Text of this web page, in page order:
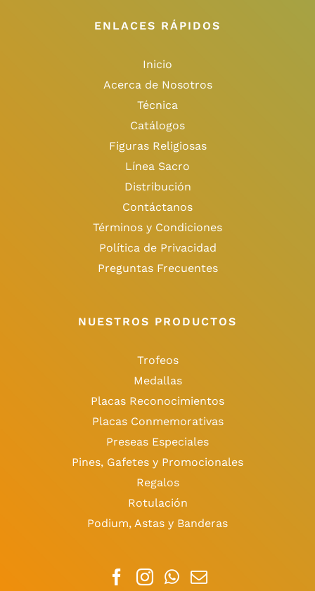
ENLACES RÁPIDOS
Inicio
Acerca de Nosotros
Técnica
Catálogos
Figuras Religiosas
Línea Sacro
Distribución
Contáctanos
Términos y Condiciones
Política de Privacidad
Preguntas Frecuentes
NUESTROS PRODUCTOS
Trofeos
Medallas
Placas Reconocimientos
Placas Conmemorativas
Preseas Especiales
Pines, Gafetes y Promocionales
Regalos
Rotulación
Podium, Astas y Banderas